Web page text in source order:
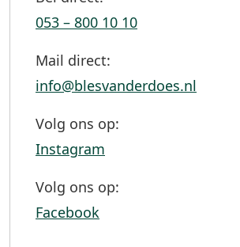
053 – 800 10 10
Mail direct:
info@blesvanderdoes.nl
Volg ons op:
Instagram
Volg ons op:
Facebook